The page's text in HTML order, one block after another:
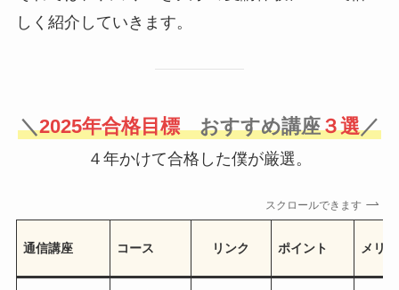
しく紹介していきます。
＼2025年合格目標おすすめ講座３選／
４年かけて合格した僕が厳選。
スクロールできます
通信講座 コース リンク ポイント メリ